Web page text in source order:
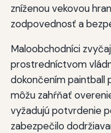
zníženou vekovou
zodpovednosť a
Maloobchodníci
prostredníctvom
dokončením paintball
môžu zahŕňať
vyžadujú potvrdenie
zabezpečilo